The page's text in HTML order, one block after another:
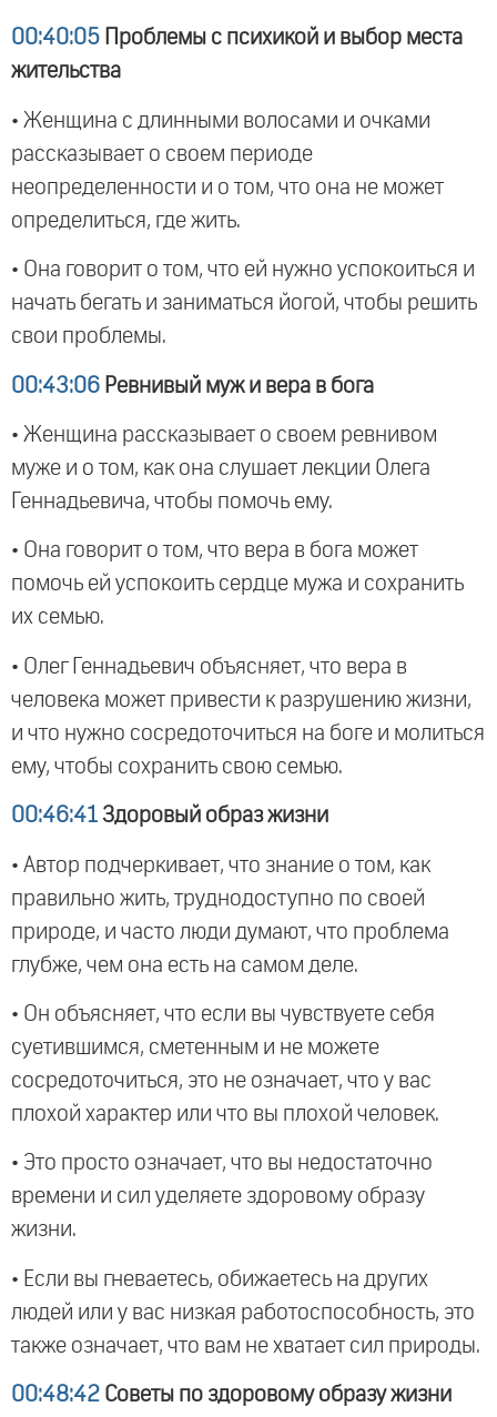
00:40:05 Проблемы с психикой и выбор места
жительства
• Женщина с длинными волосами и очками
рассказывает о своем периоде
неопределенности и о том, что она не может
определиться, где жить.
• Она говорит о том, что ей нужно успокоиться и
начать бегать и заниматься йогой, чтобы решить
свои проблемы.
00:43:06 Ревнивый муж и вера в бога
• Женщина рассказывает о своем ревнивом
муже и о том, как она слушает лекции Олега
Геннадьевича, чтобы помочь ему.
• Она говорит о том, что вера в бога может
помочь ей успокоить сердце мужа и сохранить
их семью.
• Олег Геннадьевич объясняет, что вера в
человека может привести к разрушению жизни,
и что нужно сосредоточиться на боге и молиться
ему, чтобы сохранить свою семью.
00:46:41 Здоровый образ жизни
• Автор подчеркивает, что знание о том, как
правильно жить, труднодоступно по своей
природе, и часто люди думают, что проблема
глубже, чем она есть на самом деле.
• Он объясняет, что если вы чувствуете себя
суетившимся, сметенным и не можете
сосредоточиться, это не означает, что у вас
плохой характер или что вы плохой человек.
• Это просто означает, что вы недостаточно
времени и сил уделяете здоровому образу
жизни.
• Если вы гневаетесь, обижаетесь на других
людей или у вас низкая работоспособность, это
также означает, что вам не хватает сил природы.
00:48:42 Советы по здоровому образу жизни